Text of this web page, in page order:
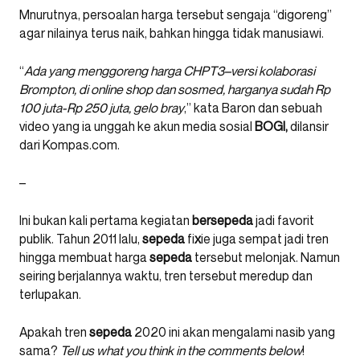
Mnurutnya, persoalan harga tersebut sengaja “digoreng”
agar nilainya terus naik, bahkan hingga tidak manusiawi.
“Ada yang menggoreng harga CHPT3–versi kolaborasi
Brompton, di online shop dan sosmed, harganya sudah Rp
100 juta-Rp 250 juta, gelo bray,” kata Baron dan sebuah
video yang ia unggah ke akun media sosial BOGI,dilansir
dari Kompas.com.
–
Ini bukan kali pertama kegiatan bersepedajadi favorit
publik. Tahun 2011 lalu, sepeda fixie juga sempat jadi tren
hingga membuat hargasepeda tersebut melonjak. Namun
seiring berjalannya waktu, tren tersebut meredup dan
terlupakan.
Apakah tren sepeda 2020 ini akan mengalami nasib yang
sama? Tell us what you think in the comments below!